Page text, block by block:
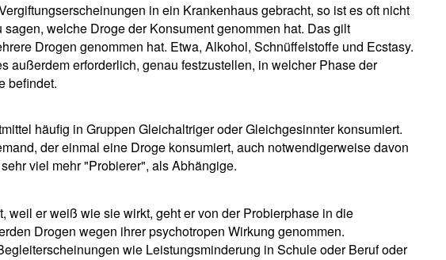
in ein Krankenhaus gebracht, so ist es oft nicht
welche Droge der Konsument genommen hat. Das gilt
Drogen genommen hat. Etwa, Alkohol, Schnüffelstoffe und Ecstasy.
außerdem erforderlich, genau festzustellen, in welcher Phase der
befindet.
häufig in Gruppen Gleichaltriger oder Gleichgesinnter konsumiert.
der einmal eine Droge konsumiert, auch notwendigerweise davon
viel mehr "Probierer", als Abhängige.
weil er weiß wie sie wirkt, geht er von der Probierphase in die
Drogen wegen ihrer psychotropen Wirkung genommen.
wie Leistungsminderung in Schule oder Beruf oder